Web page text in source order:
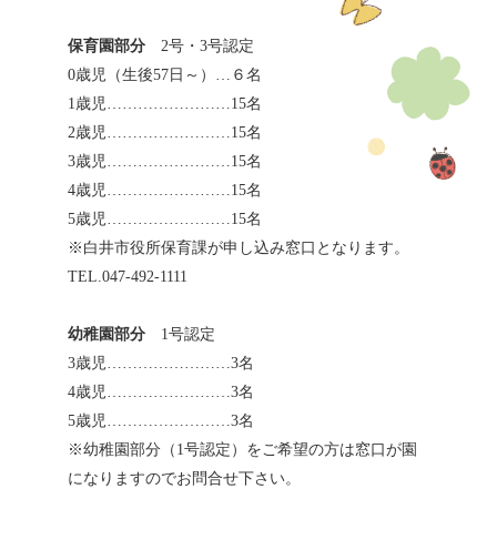
保育園部分2号・3号認定
0歳児（生後57日～）…６名
1歳児……………………15名
2歳児……………………15名
3歳児……………………15名
4歳児……………………15名
5歳児……………………15名
※白井市役所保育課が申し込み窓口となります。
TEL.047-492-1111
幼稚園部分1号認定
3歳児……………………3名
4歳児……………………3名
5歳児……………………3名
※幼稚園部分（1号認定）をご希望の方は窓口が園
になりますのでお問合せ下さい。